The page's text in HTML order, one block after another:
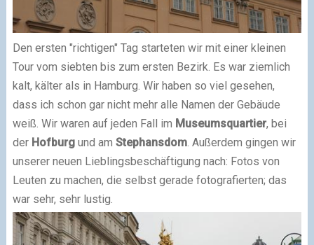
Den ersten "richtigen" Tag starteten wir mit einer kleinen
Tour vom siebten bis zum ersten Bezirk. Es war ziemlich
kalt, kälter als in Hamburg. Wir haben so viel gesehen,
dass ich schon gar nicht mehr alle Namen der Gebäude
weiß. Wir waren auf jeden Fall im Museumsquartier, bei
der Hofburgund am Stephansdom. Außerdem gingen wir
unserer neuen Lieblingsbeschäftigung nach: Fotos von
Leuten zu machen, die selbst gerade fotografierten; das
war sehr, sehr lustig.